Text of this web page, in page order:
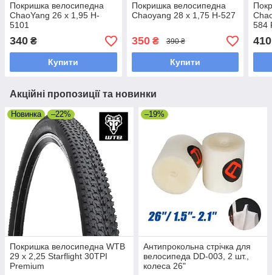
Покришка велосипедна
ChaoYang 26 x 1,95 H-
5101
340 ₴
Купити
Покришка велосипедна
Chaoyang 28 x 1,75 H-527
350₴ 390 ₴
Купити
584
410
Акційні пропозиції та новинки
Новинка –22%
Покришка велосипедна WTB
29 x 2,25 Starflight 30TPI
Premium
–19%
Антипрокольна стрічка для
велосипеда DD-003, 2 шт.,
колеса 26"